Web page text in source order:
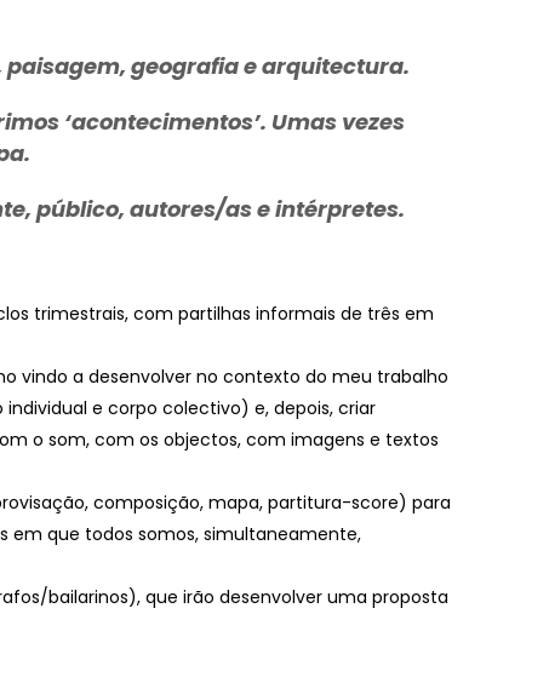
paisagem, geografia e arquitectura.
‘acontecimentos’. Umas vezes
público, autores/as e intérpretes.
trimestrais, com partilhas informais de três em
vindo a desenvolver no contexto do meu trabalho
e corpo colectivo) e, depois, criar
o som, com os objectos, com imagens e textos
composição, mapa, partitura-score) para
em que todos somos, simultaneamente,
bailarinos), que irão desenvolver uma proposta